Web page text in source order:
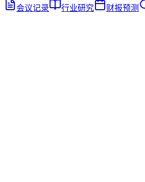
会议记录 行业研究 财报预测